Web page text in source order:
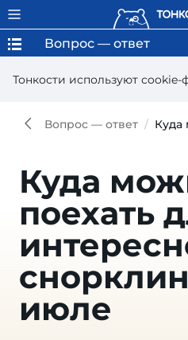
Тонкости используют сookie-
Вопрос — ответ
Вопрос — ответ Куда
Куда
поехать
июле